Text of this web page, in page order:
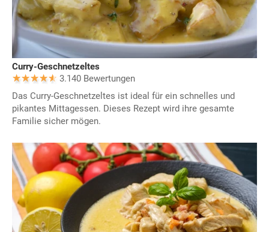
Curry-Geschnetzeltes
3.140 Bewertungen
Das Curry-Geschnetzeltes ist ideal für ein schnelles und
pikantes Mittagessen. Dieses Rezept wird ihre gesamte
Familie sicher mögen.